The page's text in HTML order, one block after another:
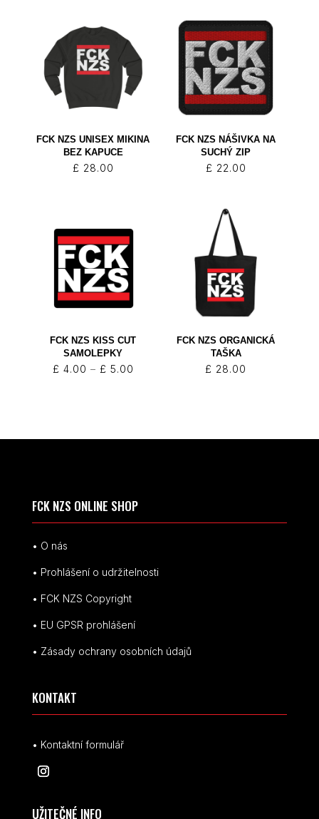
FCK NZS UNISEX MIKINA
BEZ KAPUCE
£ 28.00
FCK NZS NÁŠIVKA NA
SUCHÝ ZIP
£ 22.00
FCK NZS KISS CUT
SAMOLEPKY
£ 4.00 – £ 5.00
£ 5.00
FCK NZS ORGANICKÁ
TAŠKA
£ 28.00
FCK NZS ONLINE SHOP
• O nás
• Prohlášení o udržitelnosti
• FCK NZS Copyright
• EU GPSR prohlášení
• Zásady ochrany osobních údajů
KONTAKT
• Kontaktní formulář
UŽITEČNÉ INFO